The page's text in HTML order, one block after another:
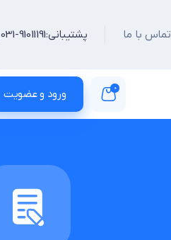
تماس با ما پشتیبانی:031-91011191
0 ورود و عضویت